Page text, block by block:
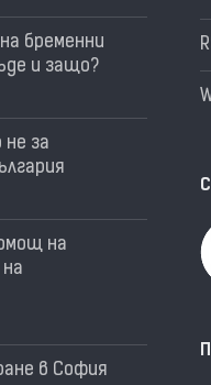
бременни
и защо?
не за
на
в София